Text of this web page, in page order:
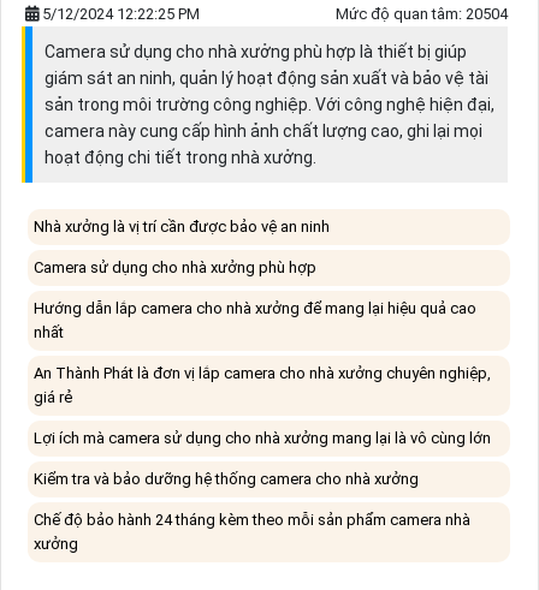
5/12/2024 12:22:25 PM Mức độ quan tâm: 20504
Camera sử dụng cho nhà xưởng phù hợp là thiết bị giúp
giám sát an ninh, quản lý hoạt động sản xuất và bảo vệ tài
sản trong môi trường công nghiệp. Với công nghệ hiện đại,
camera này cung cấp hình ảnh chất lượng cao, ghi lại mọi
hoạt động chi tiết trong nhà xưởng.
Nhà xưởng là vị trí cần được bảo vệ an ninh
Camera sử dụng cho nhà xưởng phù hợp
Hướng dẫn lắp camera cho nhà xưởng để mang lại hiệu quả cao
nhất
An Thành Phát là đơn vị lắp camera cho nhà xưởng chuyên nghiệp,
giá rẻ
Lợi ích mà camera sử dụng cho nhà xưởng mang lại là vô cùng lớn
Kiểm tra và bảo dưỡng hệ thống camera cho nhà xưởng
Chế độ bảo hành 24 tháng kèm theo mỗi sản phẩm camera nhà
xưởng